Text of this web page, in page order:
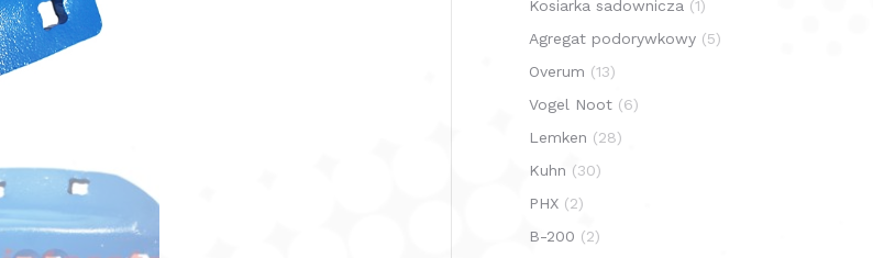
Kosiarka sadownicza (1)
Agregat podorywkowy (5)
Overum (13)
Vogel Noot (6)
Lemken (28)
Kuhn (30)
PHX (2)
B-200 (2)